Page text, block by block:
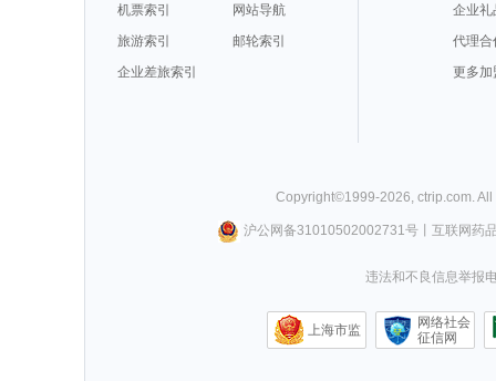
机票索引
网站导航
旅游索引
邮轮索引
企业差旅索引
企业礼
代理合
更多加
Copyright©1999-2026 ctrip.com .
沪公网备31010502002731号丨 互联网药
违法和不良信息举报
上海市监
网络社会
征信网